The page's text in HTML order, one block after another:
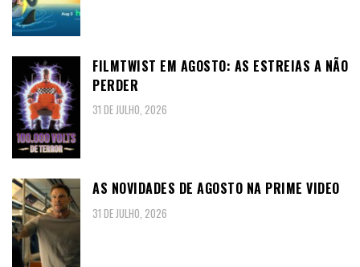
FILMTWIST EM AGOSTO: AS ESTREIAS A NÃO
PERDER
31 DE JULHO, 2026
AS NOVIDADES DE AGOSTO NA PRIME VIDEO
31 DE JULHO, 2026